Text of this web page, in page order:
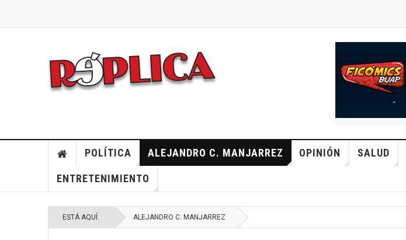
POLÍTICA ALEJANDRO C. MANJARREZ OPINIÓN SALUD
ENTRETENIMIENTO
ESTÁ AQUÍ: ALEJANDRO C. MANJARREZ